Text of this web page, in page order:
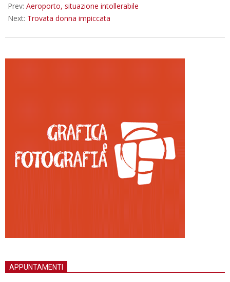
Prev: Aeroporto, situazione intollerabile
Next: Trovata donna impiccata
APPUNTAMENTI